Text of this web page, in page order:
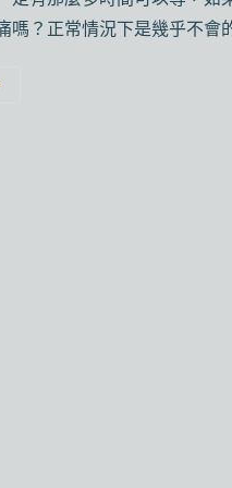
嗎？正常情況下是幾乎不會